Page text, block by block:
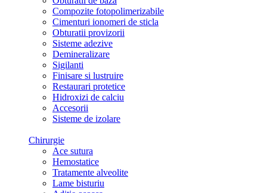
Compozite fotopolimerizabile
Cimenturi ionomeri de sticla
Obturatii provizorii
Sisteme adezive
Demineralizare
Sigilanti
Finisare si lustruire
Restaurari protetice
Hidroxizi de calciu
Accesorii
Sisteme de izolare
Chirurgie
Ace sutura
Hemostatice
Tratamente alveolite
Lame bisturiu